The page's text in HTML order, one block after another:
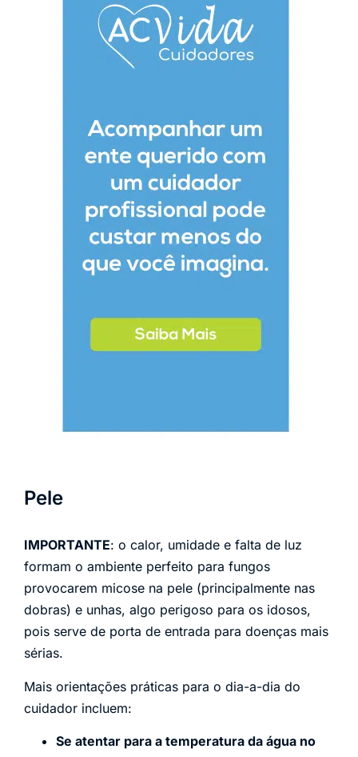
Pele
IMPORTANTE: o calor, umidade e falta de luz
formam o ambiente perfeito para fungos
provocarem micose na pele (principalmente nas
dobras) e unhas, algo perigoso para os idosos,
pois serve de porta de entrada para doenças mais
sérias.
Mais orientações práticas para o dia-a-dia do
cuidador incluem:
Se atentar para a temperatura da água no